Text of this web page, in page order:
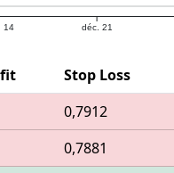
14 déc. 21
Stop Loss
0,7912
0,7881